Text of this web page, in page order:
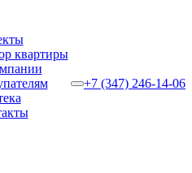
квартиры
+7 (347) 246-14-06